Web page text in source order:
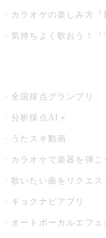
カラオケの楽しみ方『
気持ちよく歌おう！『
全国採点グランプリ
分析採点AI＋
うたスキ動画
カラオケで楽器を弾こ
歌いたい曲をリクエス
キョクナビアプリ
オートボーカルエフェ